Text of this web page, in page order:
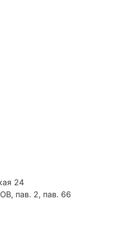
24
пав. 2, пав. 66